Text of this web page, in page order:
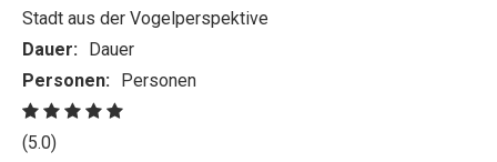
Stadt aus der Vogelperspektive
Dauer: Dauer
Personen: Personen
(5.0)